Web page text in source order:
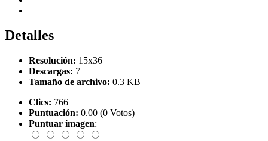
Detalles
Resolución: 15x36
Descargas: 7
Tamaño de archivo: 0.3 KB
Clics: 766
Puntuación: 0.00 (0 Votos)
Puntuar imagen: